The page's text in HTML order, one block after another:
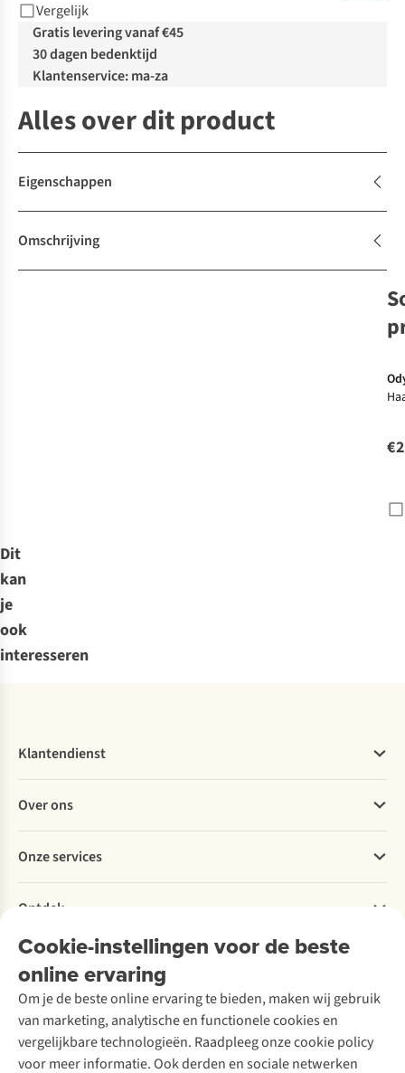
Vergelijk
Gratis levering vanaf €45
30 dagen bedenktijd
Klantenservice: ma-za
Alles over dit product
Eigenschappen
Omschrijving
Dit
kan
je
ook
interesseren
Cookie-instellingen voor de beste
online ervaring
Om je de beste online ervaring te bieden, maken wij gebruik
van marketing, analytische en functionele cookies en
vergelijkbare technologieën. Raadpleeg onze cookie policy
voor meer informatie. Ook derden en sociale netwerken
Klantendienst
Bestellen
Betalen
Levering
Retourneren
Bestelling herroepen
Garantie
Contact
Over ons
Explore More
Verantwoord ondernemen
Over Ayacucho
Onze winkels
Over A.S.Adventure
Toegankelijkheidsverklaring
Onze services
Ski-onderhoud
Wasservice
Schoenonderhoud
Schoenherstelling
Kledingherstelling
Retouches
Ontdek
A.S.Magazine
Podcast
Explore Academy
Explore Camp
Gear Check
Inspiratie & advies
Meld je aan voor de nieuwsbrief